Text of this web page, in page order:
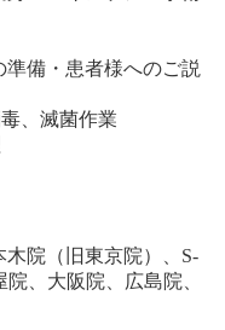
準備・患者様へのご説
、滅菌作業
院（旧東京院）、S-
、大阪院、広島院、